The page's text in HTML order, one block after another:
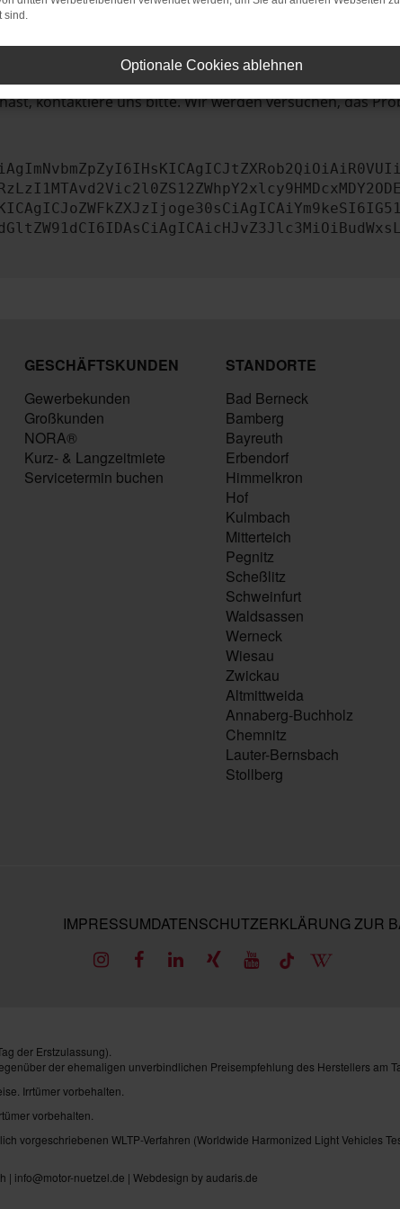
auf dem neuesten Stand sind.
sondern kann auch dazu führen, dass bestimmte
kontaktiere uns bitte. Wir werden versuchen, das
GESCHÄFTSKUNDEN
Gewerbekunden
Großkunden
NORA®
Kurz- & Langzeitmiete
Servicetermin buchen
STANDORTE
Bad Berneck
Bamberg
Bayreuth
Erbendorf
Himmelkron
Hof
Kulmbach
Mitterteich
Pegnitz
Scheßlitz
Schweinfurt
Waldsassen
Werneck
Wiesau
Zwickau
Altmittweida
Annaberg-Buchholz
Chemnitz
Lauter-Bernsbach
Stollberg
IMPRESSUMDATENSCHUTZERKLÄRUNG ZUR
der Erstzulassung).
der ehemaligen unverbindlichen Preisempfehlung des Herstellers am
Irrtümer vorbehalten.
vorbehalten.
vorgeschriebenen WLTP-Verfahren (Worldwide Harmonized Light Vehicles
| info@motor-nuetzel.de | Webdesign by audaris.de
sind.
Optionale Cookies ablehnen